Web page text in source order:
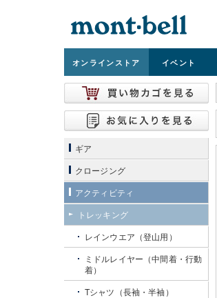
オンラインストア イベント
ギア
クロージング
アクティビティ
トレッキング
レインウエア（登山用）
ミドルレイヤー（中間着・行動
着）
Tシャツ（長袖・半袖）